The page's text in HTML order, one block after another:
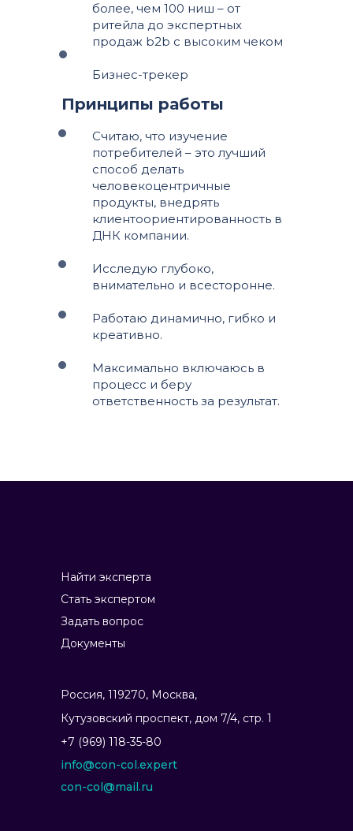
более, чем 100 ниш – от
ритейла до экспертных
продаж b2b с высоким чеком
Бизнес-трекер
Принципы работы
Считаю, что изучение
потребителей – это лучший
способ делать
человекоцентричные
продукты, внедрять
клиентоориентированность в
ДНК компании.
Исследую глубоко,
внимательно и всесторонне.
Работаю динамично, гибко и
креативно.
Максимально включаюсь в
процесс и беру
ответственность за результат.
Найти эксперта
Стать экспертом
Задать вопрос
Документы
Россия, 119270, Москва,
info@con-col.expert
+7 (969) 118-35-80
Ку­тузов­ский прос­пект, дом 7/4, стр. 1
con-col@mail.ru